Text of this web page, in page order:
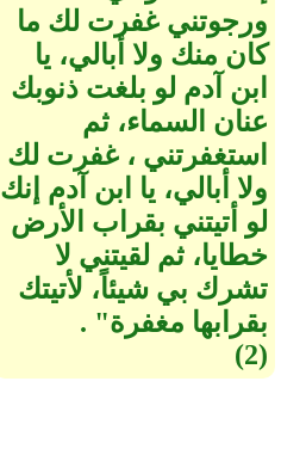
ورجوتني غفرت لك ما
كان منك ولا أبالي، يا
ابن آدم لو بلغت ذنوبك
عنان السماء، ثم
استغفرتني ، غفرت لك
ولا أبالي، يا ابن آدم إنك
لو أتيتني بقراب الأرض
خطايا، ثم لقيتني لا
تشرك بي شيئاً، لأتيتك
بقرابها مغفرة‏"‏ ‏.‏
(2)